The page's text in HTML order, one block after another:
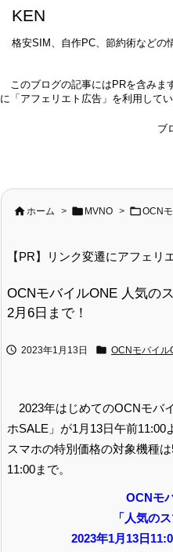
KEN
格安SIM、自作PC、節約術などの
このブログの記事にはPRを含み
に「アフェリエト広告」を利用して
ブ
 ホーム >  MVNO > OCN
【PR】リンク変遷にアフェリ
OCNモバイルONE 人気の
2月6日まで！
 2023年1月13日  OCNモバイル
2023年はじめてのOCNモバ
ホSALE」が1月13日午前11:00
スマホの特別価格の対象機種
11:00まで。
OCNモ
「人気の
2023年1月13日